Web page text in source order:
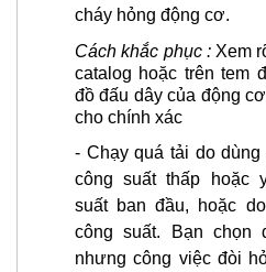
cháy hỏng động cơ.
Cách khắc phục : Xem
catalog hoặc trên tem
đồ đấu dây của động
cho chính xác
- Chạy quá tải do dùng
công suất thấp hoặc
suất ban đầu, hoặc
công suất. Bạn chọn
nhưng công việc đòi